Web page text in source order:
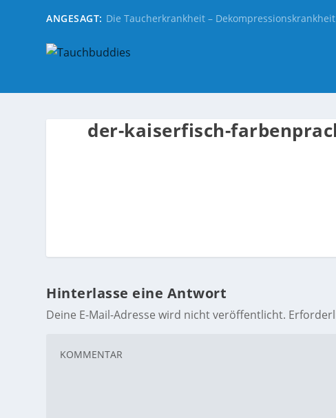
ANGESAGT: Die Taucherkrankheit – Dekompressionskrankheit
der-kaiserfisch-
Hinterlasse eine Antwort
Deine E-Mail-Adresse wird nicht veröffentlicht.